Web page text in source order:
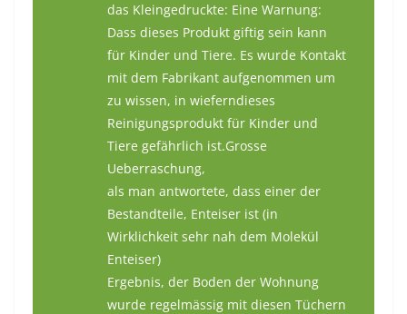
das Kleingedruckte: Eine Warnung:
Dass dieses Produkt giftig sein kann
für Kinder und Tiere. Es wurde Kontakt
mit dem Fabrikant aufgenommen um
zu wissen, in wieferndieses
Reinigungsprodukt für Kinder und
Tiere gefährlich ist.Grosse
Ueberraschung,
als man antwortete, dass einer der
Bestandteile, Enteiser ist (in
Wirklichkeit sehr nah dem Molekül
Enteiser)
Ergebnis, der Boden der Wohnung
wurde regelmässig mit diesen Tüchern